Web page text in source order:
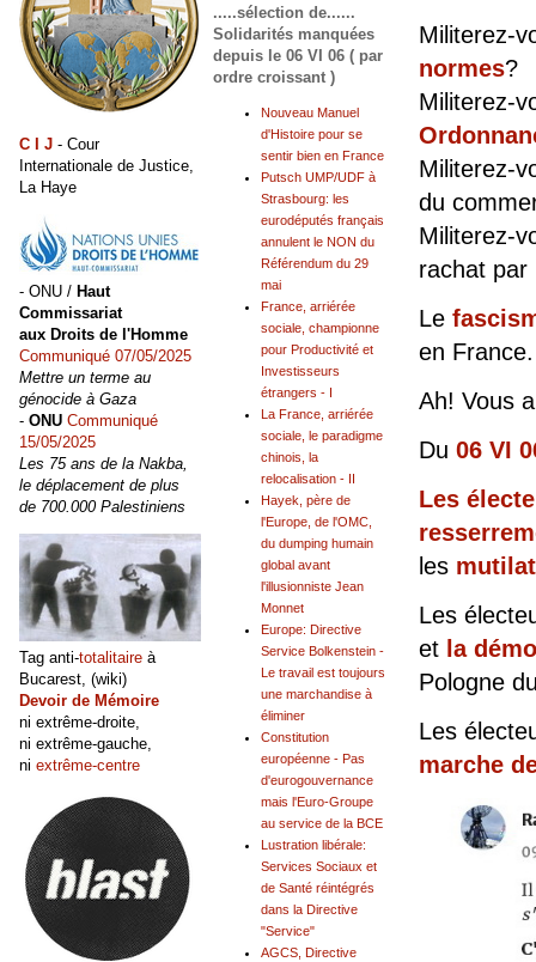
Militerez-
normes?
Militerez-
Militerez-
du
Militerez-
rachat par
Le
en France.
Ah! Vous
Du 06 VI
Les
les
Les
et la
Pologne
Les
marche
.....sélection de......
Solidarités manquées
depuis le 06 VI 06 ( par
ordre croissant )
Nouveau Manuel
d'Histoire pour se
sentir bien en France
Putsch UMP/UDF à
Strasbourg: les
eurodéputés français
annulent le NON du
Référendum du 29
mai
France, arriérée
sociale, championne
pour Productivité et
Investisseurs
étrangers - I
La France, arriérée
sociale, le paradigme
chinois, la
relocalisation - II
Hayek, père de
l'Europe, de l'OMC,
du dumping humain
global avant
l'illusionniste Jean
Monnet
Europe: Directive
Service Bolkenstein -
Le travail est toujours
une marchandise à
éliminer
Constitution
européenne - Pas
d'eurogouvernance
mais l'Euro-Groupe
au service de la BCE
Lustration libérale:
Services Sociaux et
de Santé réintégrés
dans la Directive
"Service"
AGCS, Directive
C I J - Cour
Internationale de Justice,
La Haye
- ONU / Haut
Commissariat
aux Droits de l'Homme
Communiqué 07/05/2025
Mettre un terme au
génocide à Gaza
- ONU Communiqué
15/05/2025
Les 75 ans de la Nakba,
le déplacement de plus
de 700.000 Palestiniens
Tag anti-totalitaire à
Bucarest, (wiki)
Devoir de Mémoire
ni extrême-droite,
ni extrême-gauche,
ni extrême-centre